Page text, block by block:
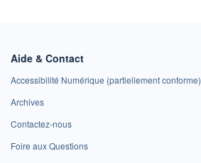
Aide & Contact
Accessibilité Numérique (partiellement conforme)
Archives
Contactez-nous
Foire aux Questions